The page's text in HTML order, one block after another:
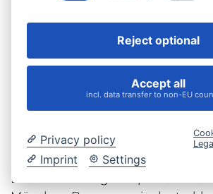
München und
Die Stigler GmbH ist Ihr
hochwertige Druckveredelung,
Buchveredelung und präzise
Reject optional
Accept all
incl. data transfer to non-EU
Privacy policy
Imprint
Settings